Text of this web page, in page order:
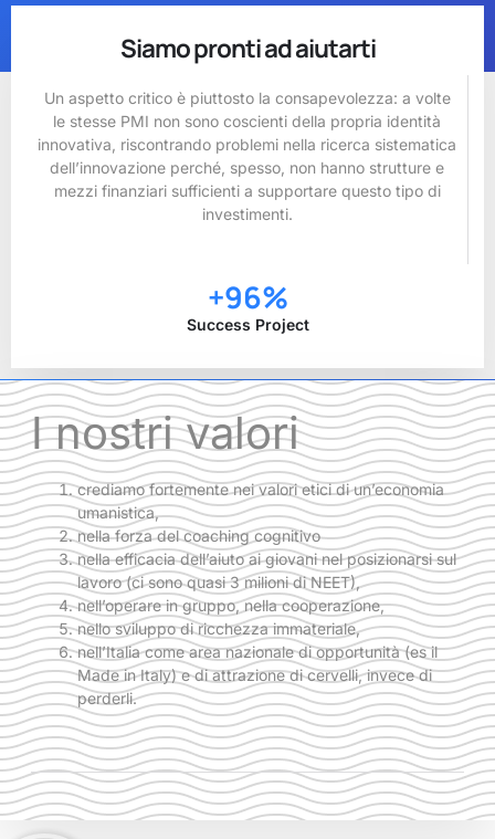
Siamo pronti ad aiutarti
Un aspetto critico è piuttosto la consapevolezza: a volte
le stesse PMI non sono coscienti della propria identità
innovativa, riscontrando problemi nella ricerca sistematica
dell’innovazione perché, spesso, non hanno strutture e
mezzi finanziari sufficienti a supportare questo tipo di
investimenti.
Success Project
+96%
I nostri valori
crediamo fortemente nei valori etici di un’economia
umanistica,
nella forza del coaching cognitivo
nella efficacia dell’aiuto ai giovani nel posizionarsi sul
lavoro (ci sono quasi 3 milioni di NEET),
nell’operare in gruppo, nella cooperazione,
nello sviluppo di ricchezza immateriale,
nell’Italia come area nazionale di opportunità (es il
Made in Italy) e di attrazione di cervelli, invece di
perderli.